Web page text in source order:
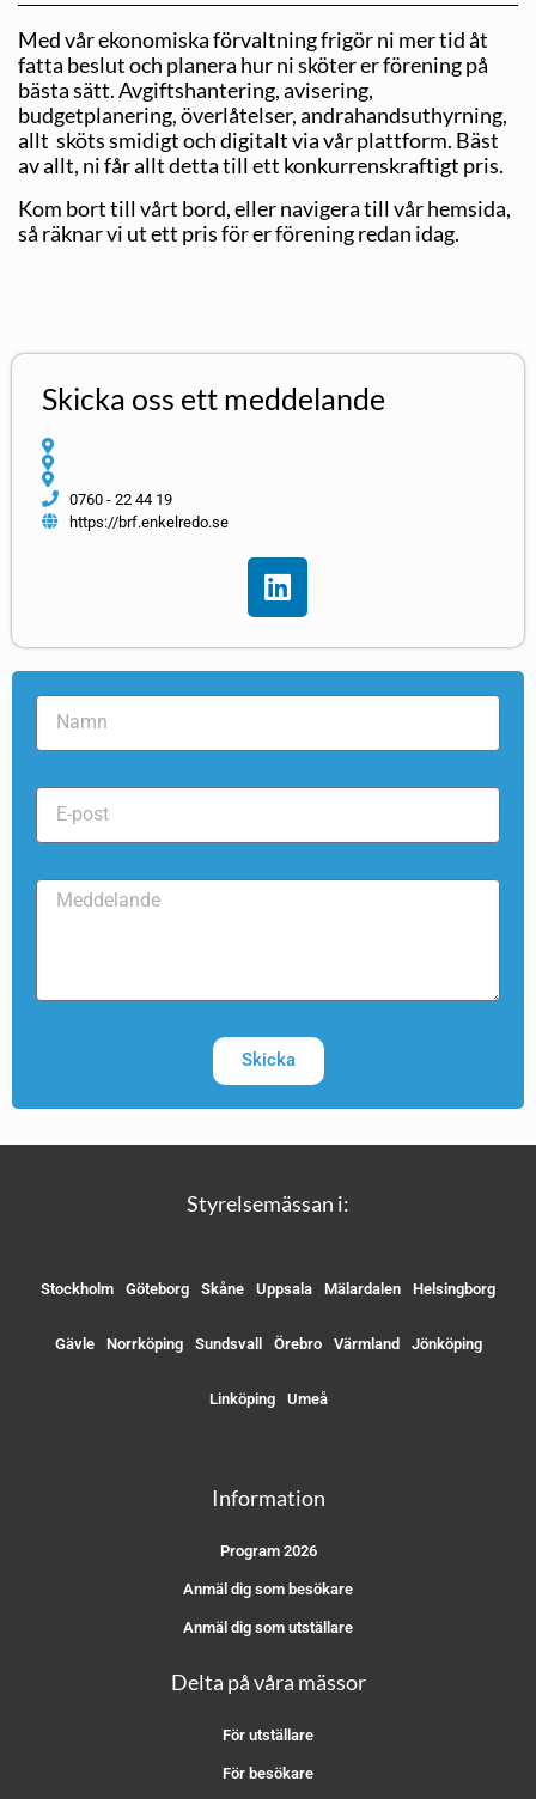
Med vår ekonomiska förvaltning frigör ni mer tid åt
fatta beslut och planera hur ni sköter er förening på
bästa sätt. Avgiftshantering, avisering,
budgetplanering, överlåtelser, andrahandsuthyrning,
allt sköts smidigt och digitalt via vår plattform. Bäst
av allt, ni får allt detta till ett konkurrenskraftigt pris.
Kom bort till vårt bord, eller navigera till vår hemsida,
så räknar vi ut ett pris för er förening redan idag.
Skicka oss ett meddelande
0760 - 22 44 19
https://brf.enkelredo.se
Skicka
Styrelsemässan i:
Stockholm Göteborg Skåne Uppsala Mälardalen Helsingborg
Gävle Norrköping Sundsvall Örebro Värmland Jönköping
Linköping Umeå
Information
Program 2026
Anmäl dig som besökare
Anmäl dig som utställare
Delta på våra mässor
För utställare
För besökare